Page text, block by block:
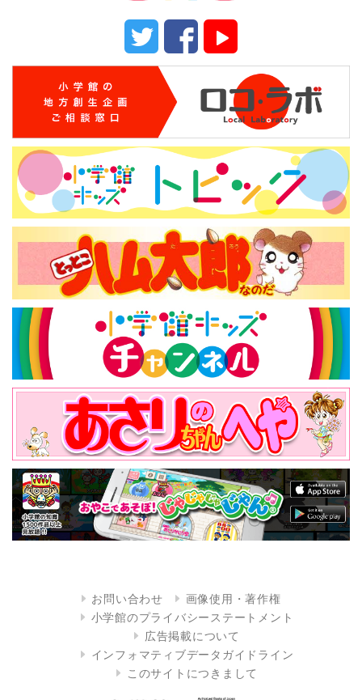
お問い合わせ
画像使用・著作権
小学館のプライバシーステートメント
広告掲載について
インフォマティブデータガイドライン
このサイトにつきまして